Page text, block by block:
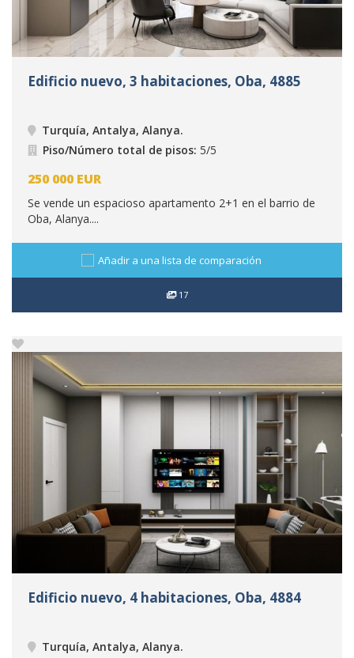
Edificio nuevo, 3 habitaciones, Oba, 4885
Turquía, Antalya, Alanya.
Piso/Número total de pisos: 5/5
250 000 EUR
Se vende un espacioso apartamento 2+1 en el barrio de
Oba, Alanya....
Añadir a una lista de comparación
17
Edificio nuevo, 4 habitaciones, Oba, 4884
Turquía, Antalya, Alanya.